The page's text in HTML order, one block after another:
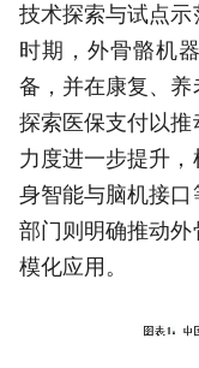
技术探索与试点
时期，外骨骼机
备，并在康复、
探索医保支付以
力度进一步提升
身智能与脑机接
部门则明确推动
模化应用。